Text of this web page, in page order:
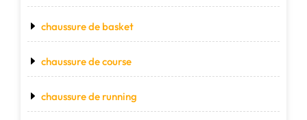
chaussure de basket
chaussure de course
chaussure de running